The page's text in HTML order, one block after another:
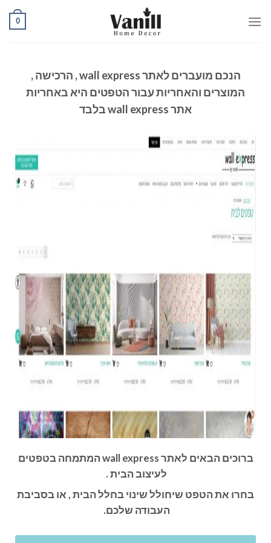
0
הנכם מועברים לאתר wall express , הרכישה ,
המוצרים והאחריות עבור הטפטים היא באחריות
אתר wall express בלבד
ברוכים הבאים לאתר wall express המתמחה בטפטים
לעיצוב הבית .
בחרו את הטפט שיחולל שינוי בחלל הבית , או בסביבת
העבודה שלכם.